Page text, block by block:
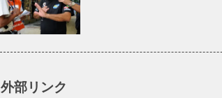
外部リンク